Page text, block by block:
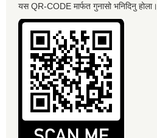
यस QR-CODE मार्फत गुनासो भनिदिनु होला।